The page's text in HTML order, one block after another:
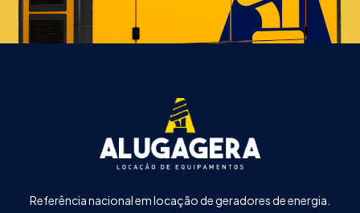
Referência nacional em locação de geradores de energia.